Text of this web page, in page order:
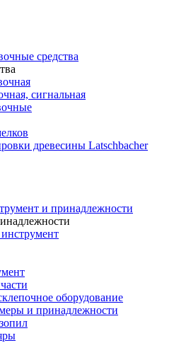
средства
сигнальная
древесины Latschbacher
и принадлежности
оборудование
и принадлежности